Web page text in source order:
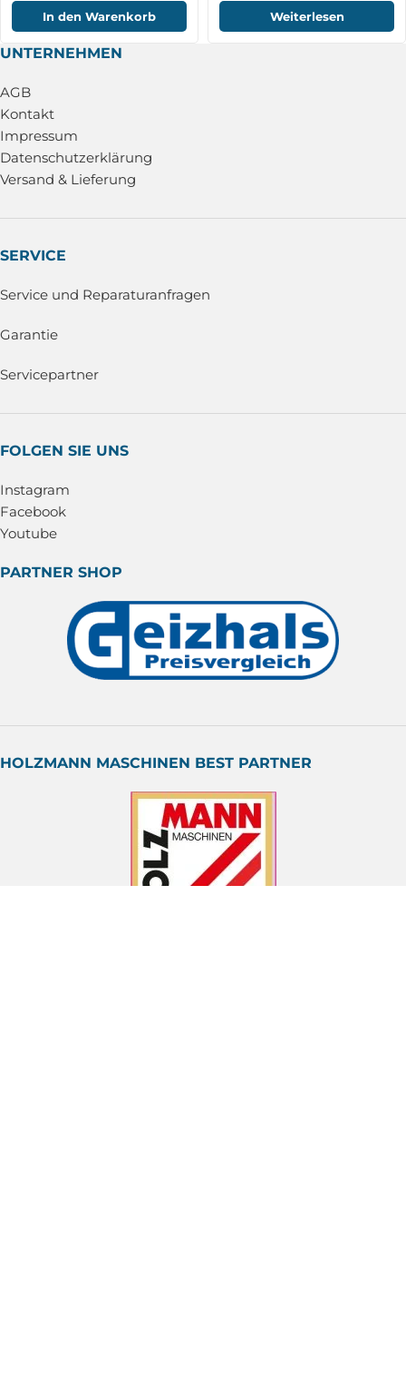
In den Warenkorb Weiterlesen
UNTERNEHMEN
AGB
Kontakt
Impressum
Datenschutzerklärung
Versand & Lieferung
SERVICE
Service und Reparaturanfragen
Garantie
Servicepartner
FOLGEN SIE UNS
Instagram
Facebook
Youtube
PARTNER SHOP
HOLZMANN MASCHINEN BEST PARTNER